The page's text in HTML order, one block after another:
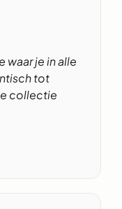
je in alle
tot
collectie